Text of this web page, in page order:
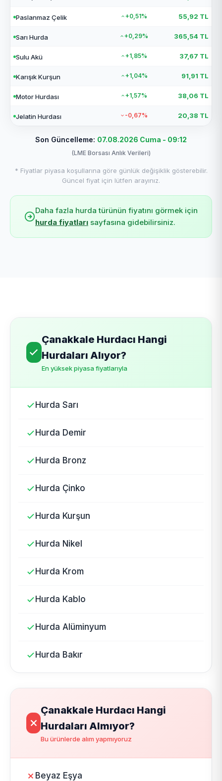
Paslanmaz Çelik +0,51% 55,92 TL
Sarı Hurda +0,29% 365,54 TL
Sulu Akü +1,85% 37,67 TL
Karışık Kurşun +1,04% 91,91 TL
Motor Hurdası +1,57% 38,06 TL
Jelatin Hurdası -0,67% 20,38 TL
Son Güncelleme: 07.08.2026 Cuma - 09:12
(LME Borsası Anlık Verileri)
* Fiyatlar piyasa koşullarına göre günlük değişiklik gösterebilir.
Güncel fiyat için lütfen arayınız.
Daha fazla hurda türünün fiyatını görmek için
hurda fiyatları sayfasına gidebilirsiniz.
Çanakkale Hurdacı Hangi
Hurdaları Alıyor?
En yüksek piyasa fiyatlarıyla
Hurda Sarı
Hurda Demir
Hurda Bronz
Hurda Çinko
Hurda Kurşun
Hurda Nikel
Hurda Krom
Hurda Kablo
Hurda Alüminyum
Hurda Bakır
Çanakkale Hurdacı Hangi
Hurdaları Almıyor?
Bu ürünlerde alım yapmıyoruz
Beyaz Eşya